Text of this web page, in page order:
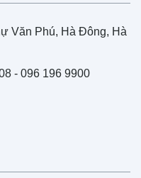
Văn Phú, Hà Đông, Hà
- 096 196 9900